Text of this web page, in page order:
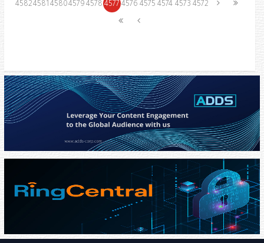
4572
4573
4574
4575
4576
4577
4578
4579
4580
4581
4582